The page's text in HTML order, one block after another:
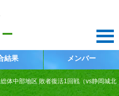
結果 メンバー
体中部地区 敗者復活1回戦（vs静岡城北